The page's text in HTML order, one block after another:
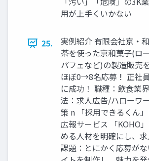
用が上手くいかない
25.
実例紹介 有限会社京・
茶を使った京和菓子(ロ
パフェなど)の製造販売
ほぼ0→8名応募！ 正社
に成功！ 職種：飲食業
法：求人広告/ハローワ
策 n 「採用できるくん」
広報サービス 「KOHO
める人材を明確にし、
課題：とにかく応募が